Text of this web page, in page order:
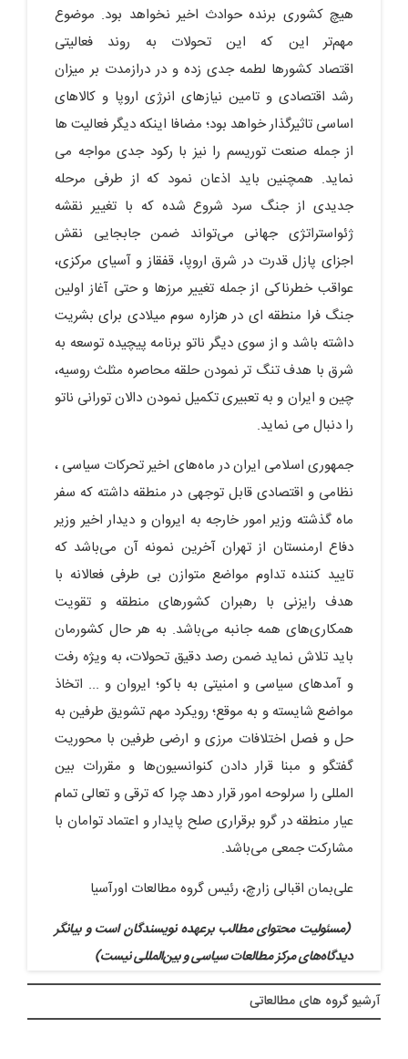
هیچ کشوری برنده حوادث اخیر نخواهد بود. موضوع
مهم‌تر این که این تحولات به روند فعالیتی
اقتصاد کشورها لطمه جدی زده و در درازمدت بر میزان
رشد اقتصادی و تامین نیازهای انرژی اروپا و کالاهای
اساسی تاثیرگذار خواهد بود؛ مضافا اینکه دیگر فعالیت ها
از جمله صنعت توریسم را نیز با رکود جدی مواجه می
نماید. همچنین باید اذعان نمود که از طرفی مرحله
جدیدی از جنگ سرد شروع شده که با تغییر نقشه
ژئواستراتژی جهانی می‌تواند ضمن جابجایی نقش
اجزای پازل قدرت در شرق اروپا، قفقاز و آسیای مرکزی،
عواقب خطرناکی از جمله تغییر مرزها و حتی آغاز اولین
جنگ فرا منطقه ای در هزاره سوم میلادی برای بشریت
داشته باشد و از سوی دیگر ناتو برنامه پیچیده توسعه به
شرق با هدف تنگ تر نمودن حلقه محاصره مثلث روسیه،
چین و ایران و به تعبیری تکمیل نمودن دالان تورانی ناتو
را دنبال می نماید.
جمهوری اسلامی ایران در ماه‌های اخیر تحرکات سیاسی ،
نظامی و اقتصادی قابل توجهی در منطقه داشته که سفر
ماه گذشته وزیر امور خارجه به ایروان و دیدار اخیر وزیر
دفاع ارمنستان از تهران آخرین نمونه آن می‌باشد که
تایید کننده تداوم مواضع متوازن بی طرفی فعالانه با
هدف رایزنی با رهبران کشورهای منطقه و تقویت
همکاری‌های همه جانبه می‌باشد. به هر حال کشورمان
باید تلاش نماید ضمن رصد دقیق تحولات، به ویژه رفت
و آمدهای سیاسی و امنیتی به باکو؛ ایروان و ... اتخاذ
مواضع شایسته و به موقع؛ رویکرد مهم تشویق طرفین به
حل و فصل اختلافات مرزی و ارضی طرفین با محوریت
گفتگو و مبنا قرار دادن کنوانسیون‌ها و مقررات بین
المللی را سرلوحه امور قرار دهد چرا که ترقی و تعالی تمام
عیار منطقه در گرو برقراری صلح پایدار و اعتماد توامان با
مشارکت جمعی می‌باشد.
علی‌بمان اقبالی زارچ، رئیس گروه مطالعات اورآسیا
(مسئولیت محتوای مطالب برعهده نویسندگان است و بیانگر
دیدگاه‌های مرکز مطالعات سیاسی و بین‌المللی نیست)
آرشيو گروه های مطالعاتی